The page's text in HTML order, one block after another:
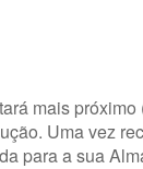
mais
Uma vez
para a sua